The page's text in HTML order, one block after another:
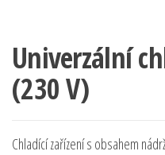
Univerzální
(230 V)
Chladící zařízení s obsahem